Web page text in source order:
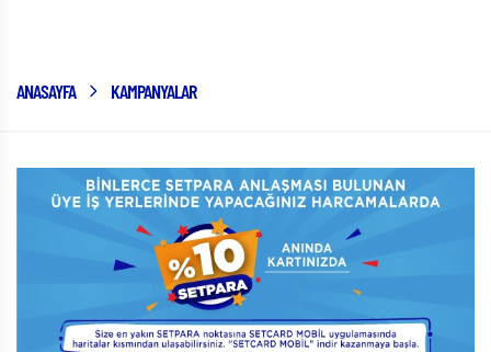
ANASAYFA KAMPANYALAR